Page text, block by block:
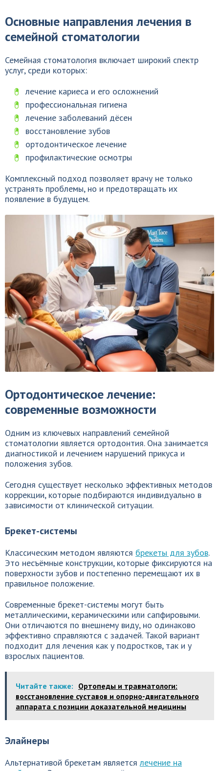
Основные направления лечения в
семейной стоматологии
Семейная стоматология включает широкий спектр
услуг, среди которых:
лечение кариеса и его осложнений
профессиональная гигиена
лечение заболеваний дёсен
восстановление зубов
ортодонтическое лечение
профилактические осмотры
Комплексный подход позволяет врачу не только
устранять проблемы, но и предотвращать их
появление в будущем.
Ортодонтическое лечение:
современные возможности
Одним из ключевых направлений семейной
стоматологии является ортодонтия. Она занимается
диагностикой и лечением нарушений прикуса и
положения зубов.
Сегодня существует несколько эффективных методов
коррекции, которые подбираются индивидуально в
зависимости от клинической ситуации.
Брекет-системы
Классическим методом являются брекеты для зубов.
Это несъёмные конструкции, которые фиксируются на
поверхности зубов и постепенно перемещают их в
правильное положение.
Современные брекет-системы могут быть
металлическими, керамическими или сапфировыми.
Они отличаются по внешнему виду, но одинаково
эффективно справляются с задачей. Такой вариант
подходит для лечения как у подростков, так и у
взрослых пациентов.
Читайте также: Ортопеды и травматологи:
восстановление суставов и опорно-двигательного
аппарата с позиции доказательной медицины
Элайнеры
Альтернативой брекетам являетсялечение на